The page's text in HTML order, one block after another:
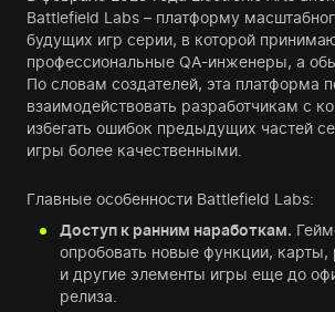
Battlefield Labs – платформу
будущих игр серии, в которой
профессиональные QA-инженеры, а
По словам создателей, эта платформа
взаимодействовать разработчикам с
избегать ошибок предыдущих частей
игры более качественными.
Главные особенности Battlefield Labs:
Доступ к ранним наработкам.
опробовать новые функции,
и другие элементы игры еще до
релиза.